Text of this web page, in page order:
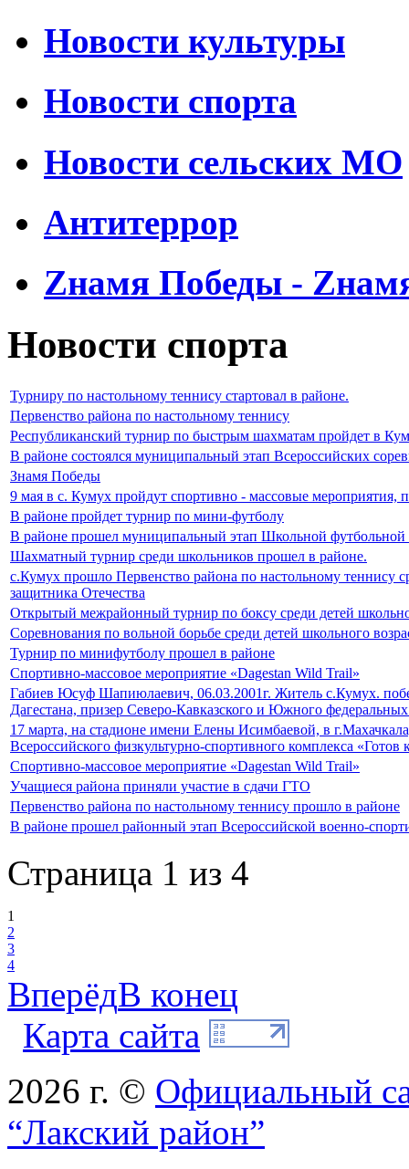
Новости культуры
Новости спорта
Новости сельских МО
Антитеррор
Zнамя Победы -
Новости спорта
Турниру по настольному теннису стартовал в районе.
Первенство района по настольному теннису
Республиканский турнир по быстрым шахматам пройдет в
В районе состоялся муниципальный этап Всероссийских
Знамя Победы
9 мая в с. Кумух пройдут спортивно - массовые
В районе пройдет турнир по мини-футболу
В районе прошел муниципальный этап Школьной футбольной
Шахматный турнир среди школьников прошел в районе.
с.Кумух прошло Первенство района по настольному теннису
защитника Отечества
Открытый межрайонный турнир по боксу среди детей
Соревнования по вольной борьбе среди детей школьного
Турнир по минифутболу прошел в районе
Спортивно-массовое мероприятие «Dagestan Wild Trail»
Габиев Юсуф Шапиюлаевич, 06.03.2001г. Житель с.Кумух.
Дагестана, призер Северо-Кавказского и Южного
17 марта, на стадионе имени Елены Исимбаевой, в
Всероссийского физкультурно-спортивного комплекса
Спортивно-массовое мероприятие «Dagestan Wild Trail»
Учащиеся района приняли участие в сдачи ГТО
Первенство района по настольному теннису прошло в районе
В районе прошел районный этап Всероссийской военно-
Страница 1 из 4
1
2
3
4
ВперёдВ конец
Карта сайта
2026 г. © Официальный
“Лакский район”